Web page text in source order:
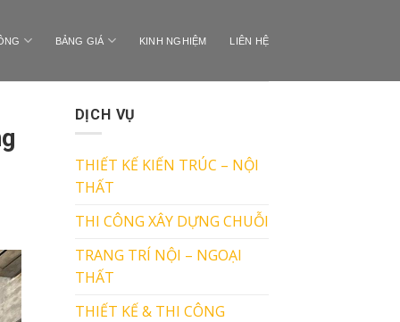
BẢNG GIÁ KINH NGHIỆM LIÊN HỆ
DỊCH VỤ
THIẾT KẾ KIẾN TRÚC – NỘI
THẤT
THI CÔNG XÂY DỰNG CHUỖI
TRANG TRÍ NỘI – NGOẠI
THẤT
THIẾT KẾ & THI CÔNG